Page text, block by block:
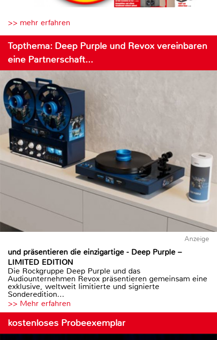
>> mehr erfahren
Topthema: Deep Purple und Revox vereinbaren
eine Partnerschaft…
Anzeige
und präsentieren die einzigartige - Deep Purple –
LIMITED EDITION
Die Rockgruppe Deep Purple und das
Audiounternehmen Revox präsentieren gemeinsam eine
exklusive, weltweit limitierte und signierte
Sonderedition...
>> Mehr erfahren
kostenloses Probeexemplar